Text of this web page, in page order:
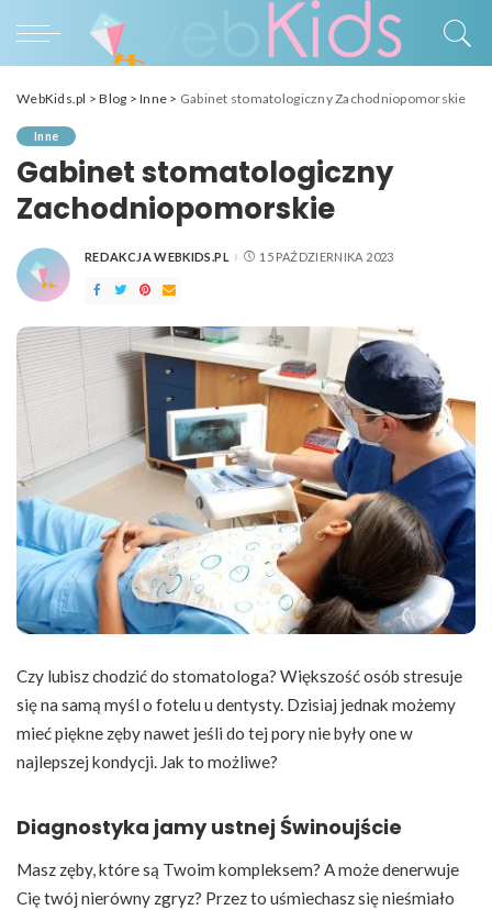
WebKids.pl >Blog >Inne > Gabinet stomatologiczny Zachodniopomorskie
Inne
Gabinet stomatologiczny
Zachodniopomorskie
POSTED
REDAKCJA WEBKIDS.PL 15 PAŹDZIERNIKA 2023
Czy lubisz chodzić do stomatologa? Większość osób stresuje
się na samą myśl o fotelu u dentysty. Dzisiaj jednak możemy
mieć piękne zęby nawet jeśli do tej pory nie były one w
najlepszej kondycji. Jak to możliwe?
Diagnostyka jamy ustnej Świnoujście
Masz zęby, które są Twoim kompleksem? A może denerwuje
Cię twój nierówny zgryz? Przez to uśmiechasz się nieśmiało